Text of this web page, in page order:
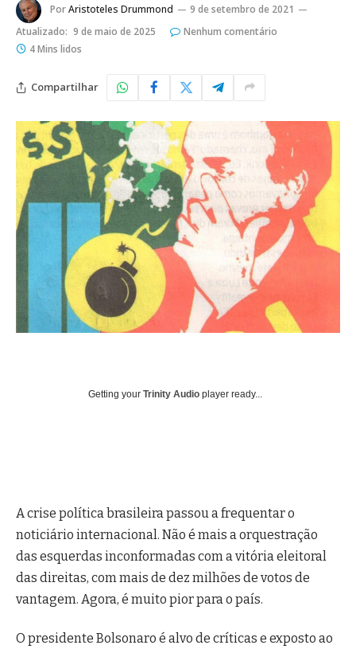
PorAristoteles Drummond
9 de setembro de 2021
Atualizado: 9 de maio de 2025
Nenhum comentário
4 Mins lidos
Compartilhar
Getting your Trinity Audio player ready...
A crise política brasileira passou a frequentar o
noticiário internacional. Não é mais a orquestração
das esquerdas inconformadas com a vitória eleitoral
das direitas, com mais de dez milhões de votos de
vantagem. Agora, é muito pior para o país.
O presidente Bolsonaro é alvo de críticas e exposto ao